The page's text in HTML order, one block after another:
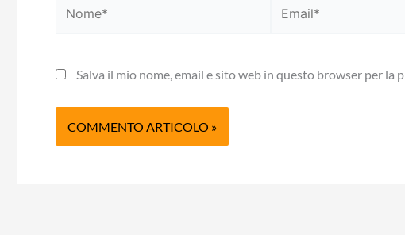
Salva il mio nome, email e sito web in questo browser per la